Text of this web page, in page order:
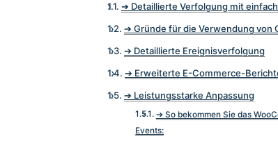
➔ Detaillierte Verfolgung mit
➔ Gründe für die Verwendung von
➔ Detaillierte Ereignisverfolgung
➔ Erweiterte E-Commerce-
➔ Leistungsstarke Anpassung
➔ So bekommen Sie das
Events: